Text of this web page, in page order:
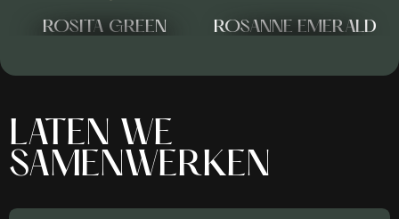
ROSITA GREEN ROSANNE EMERALD
LATEN WE
SAMENWERKEN